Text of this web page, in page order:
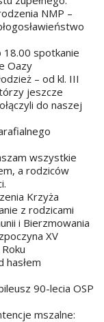
NMP –
18.00 spotkanie
Oazy
– od kl. III
jeszcze
do naszej
wszystkie
a rodziców
Krzyża
z rodzicami
i Bierzmowania
XV
hasłem
90-lecia OSP
mszalne: